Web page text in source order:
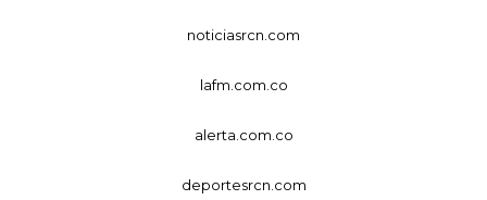
noticiasrcn.com
lafm.com.co
alerta.com.co
deportesrcn.com